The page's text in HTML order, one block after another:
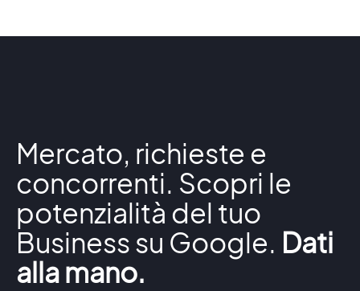
Mercato, richieste e
concorrenti. Scopri le
potenzialità del tuo
Business su Google. Dati
alla mano.